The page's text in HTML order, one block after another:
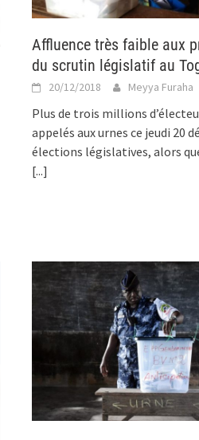
Affluence très faible aux
du scrutin législatif au
20/12/2018 Meyya Furaha
Plus de trois millions
appelés aux urnes ce jeudi 20
élections législatives, alors
[...]